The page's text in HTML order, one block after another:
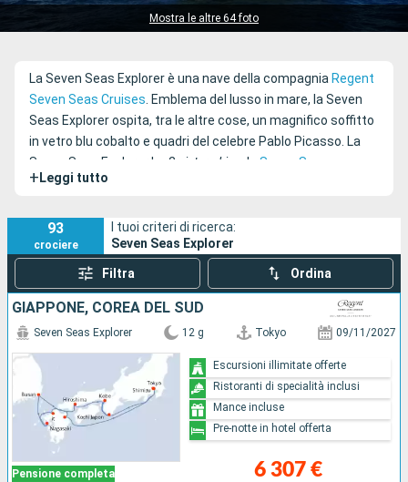
Mostra le altre 64 fotoCompagnie
LaSeven Seas Explorerè una nave della compagnia Regent
Seven Seas Cruises. Emblema del lusso in mare, laSeven
Seas Explorerospita, tra le altre cose, un magnifico soffitto
in vetro blu cobalto e quadri del celebre Pablo Picasso. La
Seven Seas Explorer
ha 2 sister-ships , la Seven Seas
Splendore laSeven Seas Grandeur
+ Leggi tutto
93
crociere
I tuoi criteri di ricerca:
Seven Seas Explorer
Filtra Ordina
GIAPPONE, COREA DEL SUD
Pensione completa
Seven Seas Explorer 12 g Tokyo 09/11/2027
6 307 €
Escursioni illimitate offerte
Ristoranti di specialità inclusi
Mance incluse
Pre-notte in hotel offerta